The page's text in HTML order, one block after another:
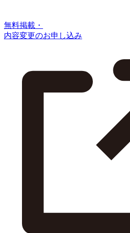
無料掲載・
内容変更のお申し込み